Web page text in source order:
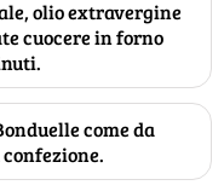
olio extravergine
cuocere in forno
come da